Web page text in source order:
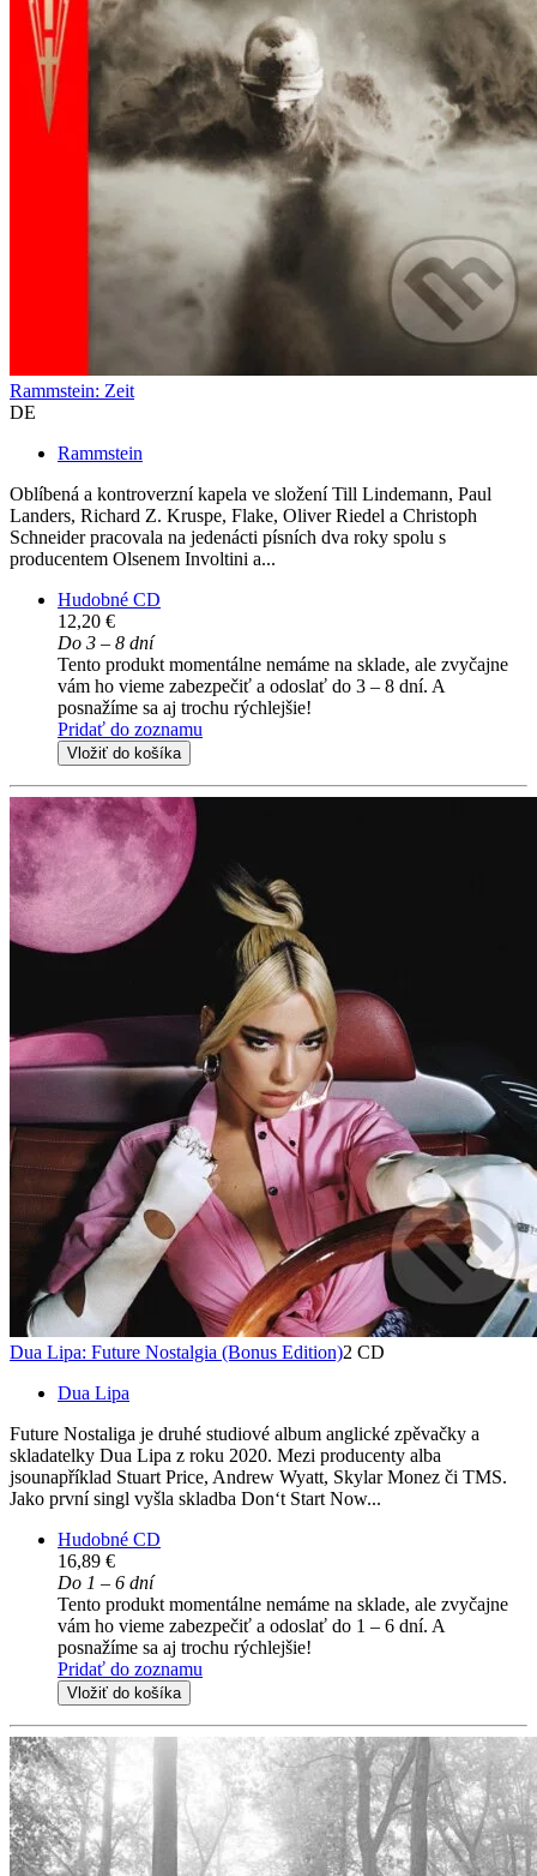
Rammstein: Zeit
DE
Rammstein
Oblíbená a kontroverzní kapela ve složení Till Lindemann, Paul
Landers, Richard Z. Kruspe, Flake, Oliver Riedel a Christoph
Schneider pracovala na jedenácti písních dva roky spolu s
producentem Olsenem Involtini a...
Hudobné CD
12,20 €
Do 3 – 8 dní
Tento produkt momentálne nemáme na sklade, ale zvyčajne
vám ho vieme zabezpečiť a odoslať do 3 – 8 dní. A
posnažíme sa aj trochu rýchlejšie!
Pridať do zoznamu
Vložiť do košíka
Dua Lipa: Future Nostalgia (Bonus Edition)2 CD
Dua Lipa
Future Nostaliga je druhé studiové album anglické zpěvačky a
skladatelky Dua Lipa z roku 2020. Mezi producenty alba
jsounapříklad Stuart Price, Andrew Wyatt, Skylar Monez či TMS.
Jako první singl vyšla skladba Don‘t Start Now...
Hudobné CD
16,89 €
Do 1 – 6 dní
Tento produkt momentálne nemáme na sklade, ale zvyčajne
vám ho vieme zabezpečiť a odoslať do 1 – 6 dní. A
posnažíme sa aj trochu rýchlejšie!
Pridať do zoznamu
Vložiť do košíka